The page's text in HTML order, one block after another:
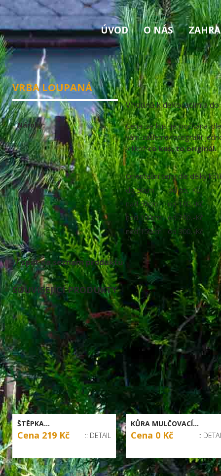
ÚVOD O NÁS
VRBA LOUPANÁ
Vhodná k dekoracím a
Nároky:
Cena za kus je počítána
vám zašleme fotografii
jelikožco kus, to originál.
Orientační ceny dle délky
do 50cm od 65,-Kč
nad 50cm od 100,-Kč
nad 100cm od 200,-Kč
nad 150cm od 300,-Kč
// zpět na seznam produktů
SOUVISEJÍCÍ PRODUKTY
ŠTĚPKA...
Cena 219 Kč :: DETAIL
KŮRA MULČOVACÍ...
Cena 0 Kč ::